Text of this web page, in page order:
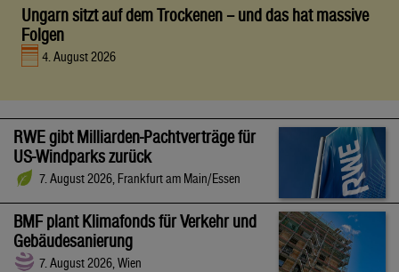
Ungarn sitzt auf dem Trockenen – und das hat massive
Folgen
4. August 2026
RWE gibt Milliarden-Pachtverträge für
US-Windparks zurück
7. August 2026, Frankfurt am Main/Essen
BMF plant Klimafonds für Verkehr und
Gebäudesanierung
7. August 2026, Wien